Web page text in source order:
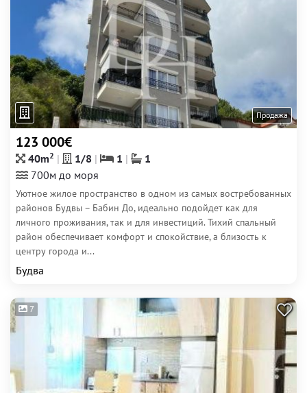
Продажа
123 000€
40m2 1/8 1
1
700м до моря
Уютное жилое пространство в одном из самых востребованных
районов Будвы – Бабин До, идеально подойдет как для
личного проживания, так и для инвестиций. Тихий спальный
район обеспечивает комфорт и спокойствие, а близость к
центру города и...
Будва
7